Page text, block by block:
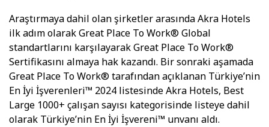
Araştırmaya dahil olan şirketler arasında Akra Hotels
ilk adım olarak Great Place To Work® Global
standartlarını karşılayarak Great Place To Work®
Sertifikasını almaya hak kazandı. Bir sonraki aşamada
Great Place To Work® tarafından açıklanan Türkiye’nin
En İyi İşverenleri™ 2024 listesinde Akra Hotels, Best
Large 1000+ çalışan sayısı kategorisinde listeye dahil
olarak Türkiye’nin En İyi İşvereni™ unvanı aldı.